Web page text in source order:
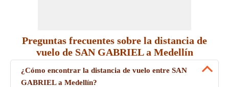
Preguntas frecuentes sobre la distancia de
vuelo de SAN GABRIEL a Medellín
¿Cómo encontrar la distancia de vuelo entre SAN
GABRIEL a Medellín?